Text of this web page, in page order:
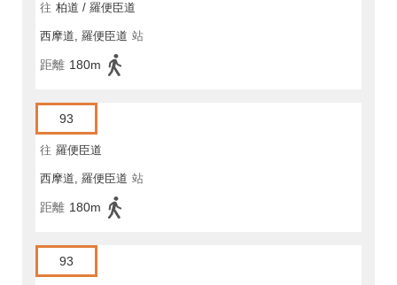
往 柏道 / 羅便臣道
西摩道, 羅便臣道 站
距離 180m
93
往 羅便臣道
西摩道, 羅便臣道 站
距離 180m
93